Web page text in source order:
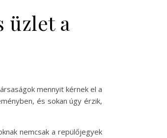
üzlet a
mennyit kérnek el a
és sokan úgy érzik,
nemcsak a repülőjegyek